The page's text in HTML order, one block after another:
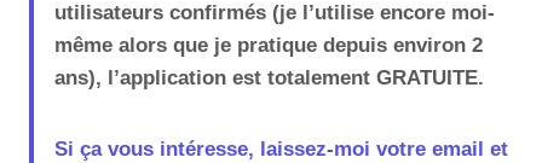
utilisateurs confirmés (je l’utilise encore moi-
même alors que je pratique depuis environ 2
ans), l’application est totalement GRATUITE.
Si ça vous intéresse, laissez-moi votre email et